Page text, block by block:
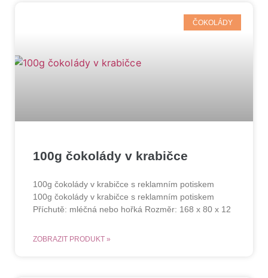
ČOKOLÁDY
100g čokolády v krabičce
100g čokolády v krabičce s reklamním potiskem
100g čokolády v krabičce s reklamním potiskem
Příchutě: mléčná nebo hořká Rozměr: 168 x 80 x 12
ZOBRAZIT PRODUKT »